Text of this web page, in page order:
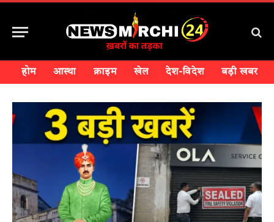
होम आस्था क्राइम खेल देश-विदेश बड़ी खबर